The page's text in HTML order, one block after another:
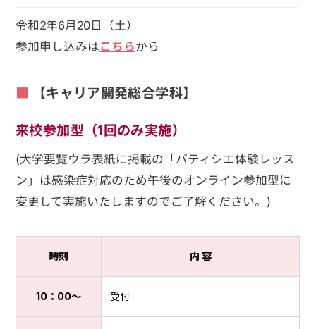
令和2年6月20日（土）
参加申し込みはこちらから
【キャリア開発総合学科】
来校参加型（1回のみ実施）
(大学要覧ウラ表紙に掲載の「パティシエ体験レッス
ン」は感染症対応のため午後のオンライン参加型に
変更して実施いたしますのでご了解ください。)
時刻 内 容
10：00〜 受付